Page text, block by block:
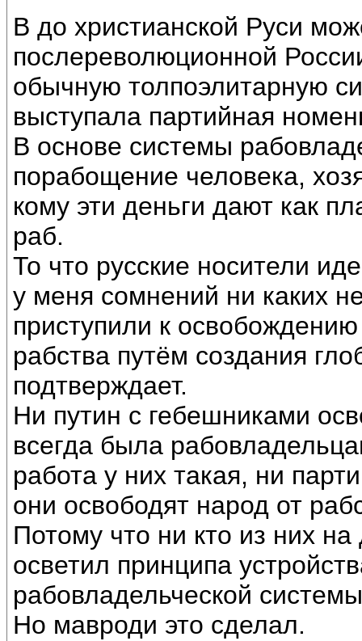
В до христианской Руси
послереволюционной
обычную толпоэлитарную
выступала партийная
В основе системы
порабощение человека,
кому эти деньги дают как
раб.
То что русские носители
у меня сомнений ни каких
приступили к
рабства путём создания
подтверждает.
Ни путин с гебешниками
всегда была
работа у них такая, ни
они освободят народ от
Потому что ни кто из них
осветил принципа
рабовладельческой
Но мавроди это сделал.